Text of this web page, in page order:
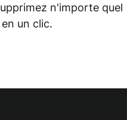
n'importe quel
un clic.